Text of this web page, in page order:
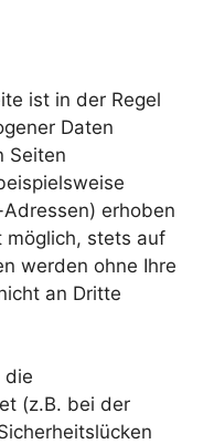
ist in der Regel
Daten
Seiten
erhoben
stets auf
werden ohne Ihre
an Dritte
die
(z.B. bei der